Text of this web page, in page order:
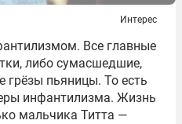
Интерес
Все главные
либо сумасшедшие,
пьяницы. То есть
инфантилизма. Жизнь
мальчика Титта —